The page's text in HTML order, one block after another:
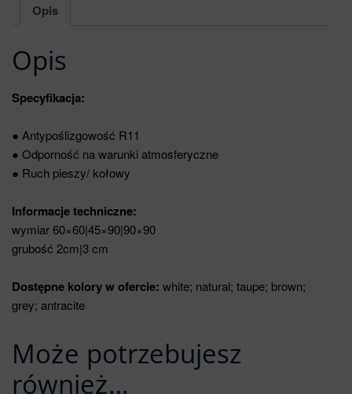
Opis
Opis
Specyfikacja:
● Antypoślizgowość R11
● Odporność na warunki atmosferyczne
● Ruch pieszy/ kołowy
Informacje techniczne:
wymiar 60×60|45×90|90×90
grubość 2cm|3 cm
Dostępne kolory w ofercie: white; natural; taupe; brown;
grey; antracite
Może potrzebujesz
również…